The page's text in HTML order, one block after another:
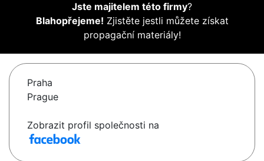
Jste majitelem této firmy?
Blahopřejeme! Zjistěte jestli můžete získat
propagační materiály!
Praha
Prague
Zobrazit profil společnosti na